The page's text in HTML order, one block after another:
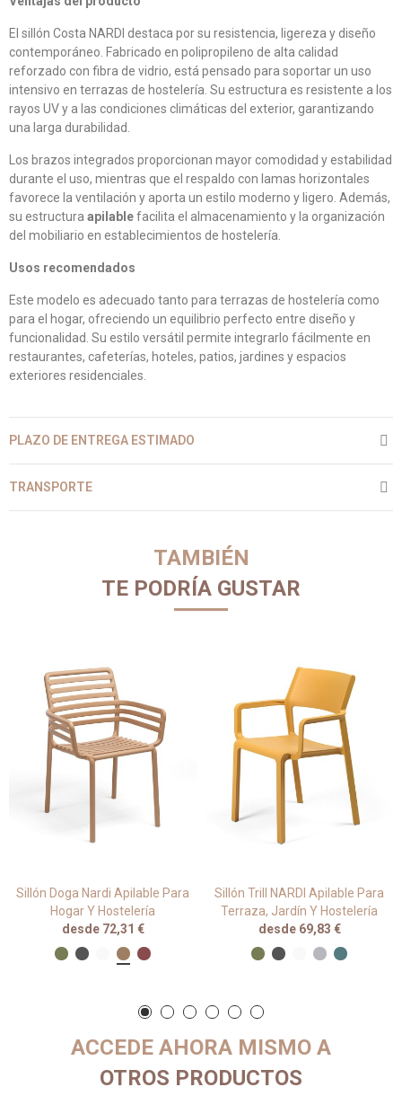
El sillón Costa NARDI destaca por su resistencia, ligereza y diseño
contemporáneo. Fabricado en polipropileno de alta calidad
reforzado con fibra de vidrio, está pensado para soportar un uso
intensivo en terrazas de hostelería. Su estructura es resistente a los
rayos UV y a las condiciones climáticas del exterior, garantizando
una larga durabilidad.
Los brazos integrados proporcionan mayor comodidad y estabilidad
durante el uso, mientras que el respaldo con lamas horizontales
favorece la ventilación y aporta un estilo moderno y ligero. Además,
su estructura apilablefacilita el almacenamiento y la organización
del mobiliario en establecimientos de hostelería.
Usos recomendados
Este modelo es adecuado tanto para terrazas de hostelería como
para el hogar, ofreciendo un equilibrio perfecto entre diseño y
funcionalidad. Su estilo versátil permite integrarlo fácilmente en
restaurantes, cafeterías, hoteles, patios, jardines y espacios
exteriores residenciales.
PLAZO DE ENTREGA ESTIMADO
TRANSPORTE
TAMBIÉN
TE PODRÍA GUSTAR
Sillón Doga Nardi Apilable Para
Hogar Y Hostelería
desde 72,31 €
Sillón Trill NARDI Apilable Para
Terraza, Jardín Y Hostelería
desde 69,83 €
ACCEDE AHORA MISMO A
OTROS PRODUCTOS